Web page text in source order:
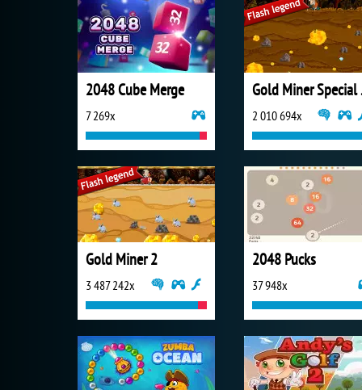
2048 Cube Merge
7 269x 2 010 694x
Gold Miner 2
3 487 242x
2048 Pucks
37 948x